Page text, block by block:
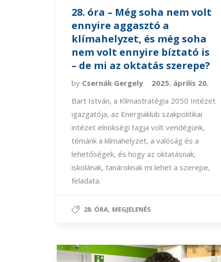
28. óra – Még soha nem volt
ennyire aggasztó a
klímahelyzet, és még soha
nem volt ennyire bíztató is
– de mi az oktatás szerepe?
by Csernák Gergely
2025. április 20.
Bart István, a Klímastratégia 2050 Intézet
igazgatója, az Energiaklub szakpolitikai
intézet elnökségi tagja volt vendégünk,
témánk a klímahelyzet, a valóság és a
lehetőségek, és hogy az oktatásnak,
iskolának, tanároknak mi lehet a szerepe,
feladata.
28. ÓRA, MEGJELENÉS